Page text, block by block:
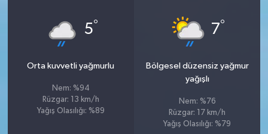
5°
Orta kuvvetli yağmurlu
Nem: %94
Rüzgar: 13 km/h
Yağış Olasılığı: %89
7°
Bölgesel düzensiz yağmur
yağışlı
Nem: %76
Rüzgar: 17 km/h
Yağış Olasılığı: %79